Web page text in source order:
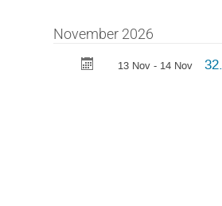
November 2026
13 Nov - 14 Nov